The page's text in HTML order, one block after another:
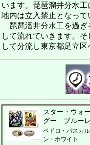
います。琵琶溜井分水
地内は立入禁止となって
琵琶溜井分水工を過ぎ
して流れていきます。
して分流し東京都足立区
スター・ウォ
グー ブルーレ
ペドロ・パスカ
ン・ホワイト